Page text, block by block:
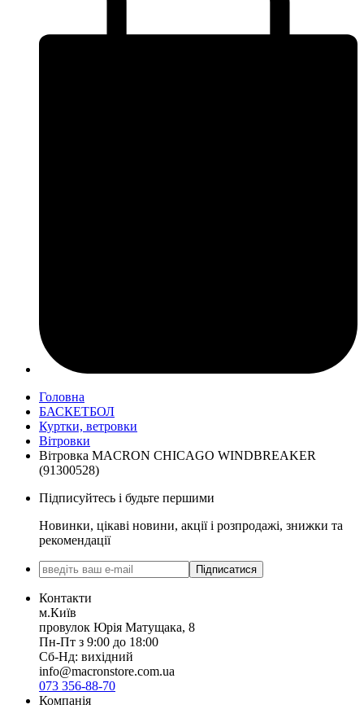
Головна
БАСКЕТБОЛ
Куртки, ветровки
Вітровки
Вітровка MACRON CHICAGO WINDBREAKER
(91300528)
Підписуйтесь і будьте першими
Новинки, цікаві новини, акції і розпродажі, знижки та
рекомендації
Підписатися
Контакти
м.Київ
провулок Юрія Матущака, 8
Пн-Пт з 9:00 до 18:00
Сб-Нд: вихідний
info@macronstore.com.ua
073 356-88-70
Компанія